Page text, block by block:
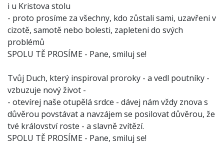
i u Kristova stolu
- proto prosíme za všechny, kdo zůstali sami, uzavřeni v
cizotě, samotě nebo bolesti, zapleteni do svých
problémů
SPOLU TĚ PROSÍME - Pane, smiluj se!
Tvůj Duch, který inspiroval proroky - a vedl poutníky -
vzbuzuje nový život -
- otevírej naše otupělá srdce - dávej nám vždy znova s
důvěrou povstávat a navzájem se posilovat důvěrou, že
tvé království roste - a slavně zvítězí.
SPOLU TĚ PROSÍME - Pane, smiluj se!